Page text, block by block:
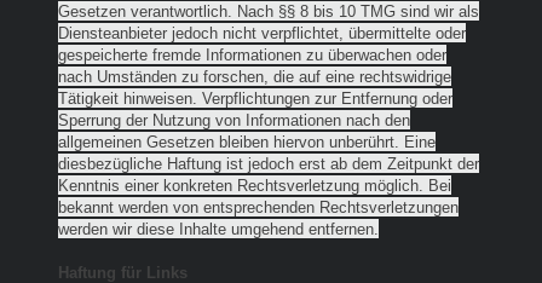
Gesetzen verantwortlich. Nach §§ 8 bis 10 TMG sind wir als
Diensteanbieter jedoch nicht verpflichtet, übermittelte oder
gespeicherte fremde Informationen zu überwachen oder
nach Umständen zu forschen, die auf eine rechtswidrige
Tätigkeit hinweisen. Verpflichtungen zur Entfernung oder
Sperrung der Nutzung von Informationen nach den
allgemeinen Gesetzen bleiben hiervon unberührt. Eine
diesbezügliche Haftung ist jedoch erst ab dem Zeitpunkt der
Kenntnis einer konkreten Rechtsverletzung möglich. Bei
bekannt werden von entsprechenden Rechtsverletzungen
werden wir diese Inhalte umgehend entfernen.
Haftung für Links